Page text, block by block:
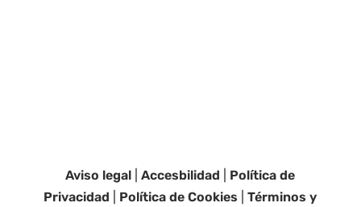
Aviso legal |Accesbilidad
Política de
Privacidad
Política de Cookies |Términos y